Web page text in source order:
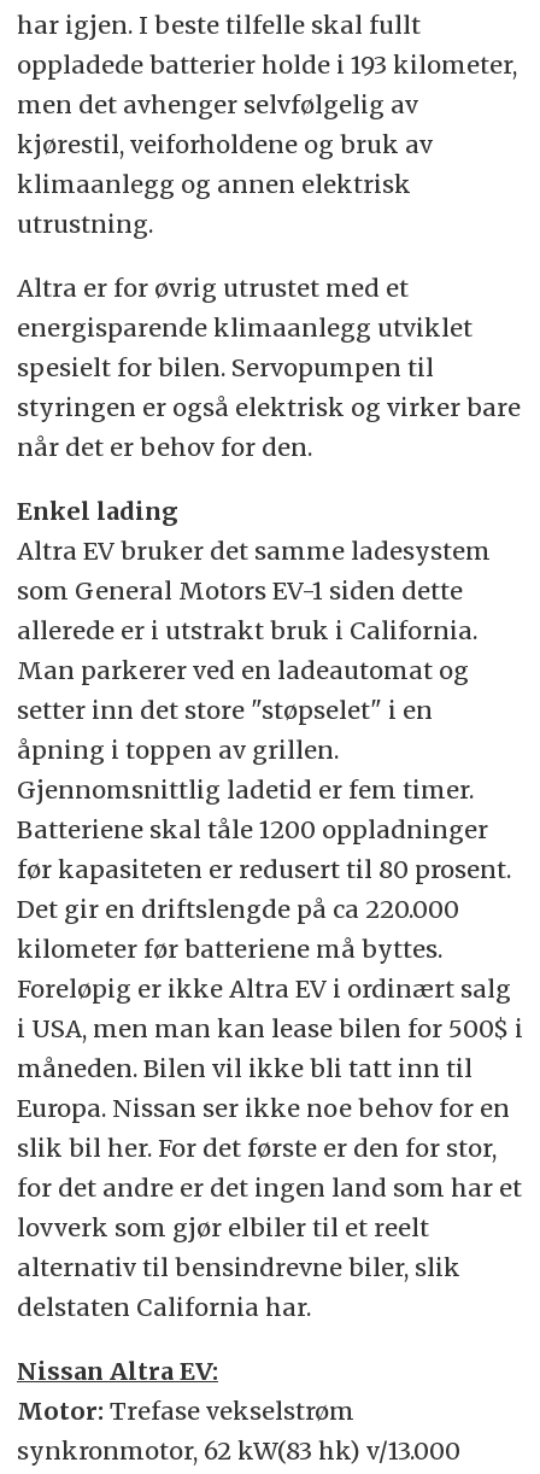
har igjen. I beste tilfelle skal fullt
oppladede batterier holde i 193 kilometer,
men det avhenger selvfølgelig av
kjørestil, veiforholdene og bruk av
klimaanlegg og annen elektrisk
utrustning.
Altra er for øvrig utrustet med et
energisparende klimaanlegg utviklet
spesielt for bilen. Servopumpen til
styringen er også elektrisk og virker bare
når det er behov for den.
Enkel lading
Altra EV bruker det samme ladesystem
som General Motors EV-1 siden dette
allerede er i utstrakt bruk i California.
Man parkerer ved en ladeautomat og
setter inn det store "støpselet" i en
åpning i toppen av grillen.
Gjennomsnittlig ladetid er fem timer.
Batteriene skal tåle 1200 oppladninger
før kapasiteten er redusert til 80 prosent.
Det gir en driftslengde på ca 220.000
kilometer før batteriene må byttes.
Foreløpig er ikke Altra EV i ordinært salg
i USA, men man kan lease bilen for 500$ i
måneden. Bilen vil ikke bli tatt inn til
Europa. Nissan ser ikke noe behov for en
slik bil her. For det første er den for stor,
for det andre er det ingen land som har et
lovverk som gjør elbiler til et reelt
alternativ til bensindrevne biler, slik
delstaten California har.
Nissan Altra EV:
Motor: Trefase vekselstrøm
synkronmotor, 62 kW(83 hk) v/13.000